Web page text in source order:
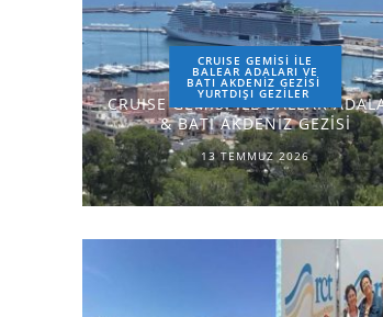
CRUISE GEMİSİ İLE
BALEAR ADALARI VE
BATI AKDENİZ GEZİSİ
YURTDIŞI GEZILER
CRUISE GEMİSİ İLE BALEAR
& BATI AKDENİZ GEZİSİ
13 TEMMUZ 2026